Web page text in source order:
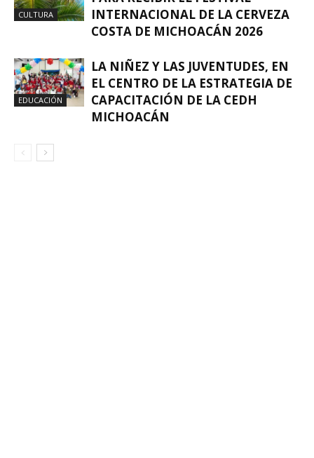
CULTURA
INTERNACIONAL DE LA CERVEZA
COSTA DE MICHOACÁN 2026
EDUCACIÓN
LA NIÑEZ Y LAS JUVENTUDES, EN
EL CENTRO DE LA ESTRATEGIA DE
CAPACITACIÓN DE LA CEDH
MICHOACÁN